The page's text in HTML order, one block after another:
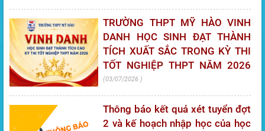
TRƯỜNG THPT MỸ HÀO VINH
DANH HỌC SINH ĐẠT THÀNH
TÍCH XUẤT SẮC TRONG KỲ THI
TỐT NGHIỆP THPT NĂM 2026
03/07/2026
Thông báo kết quả xét tuyển đợt
2 và kế hoạch nhập học của học